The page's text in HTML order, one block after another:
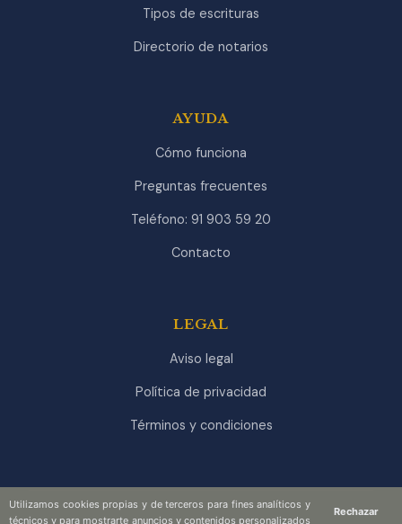
Utilizamos cookies propias y de terceros para fines analíticos y
técnicos y para mostrarte anuncios y contenidos personalizados
Rechazar
Tipos de escrituras
Directorio de notarios
AYUDA
Cómo funciona
Preguntas frecuentes
Teléfono: 91 903 59 20
Contacto
LEGAL
Aviso legal
Política de privacidad
Términos y condiciones